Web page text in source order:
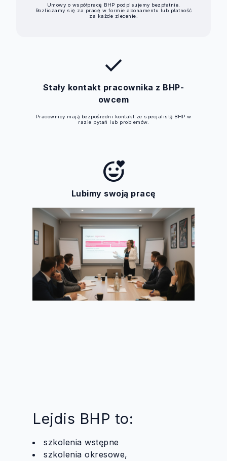
Umowy o współpracę BHP podpisujemy bezpłatnie.
Rozliczamy się za pracę w formie abonamentu lub płatność
za każde zlecenie.
check
Stały kontakt pracownika z BHP-
owcem
Pracownicy mają bezpośredni kontakt ze specjalistą BHP w
razie pytań lub problemów.
mood_heart
Lubimy swoją pracę
Lejdis BHP to:
szkolenia wstępne
szkolenia okresowe,